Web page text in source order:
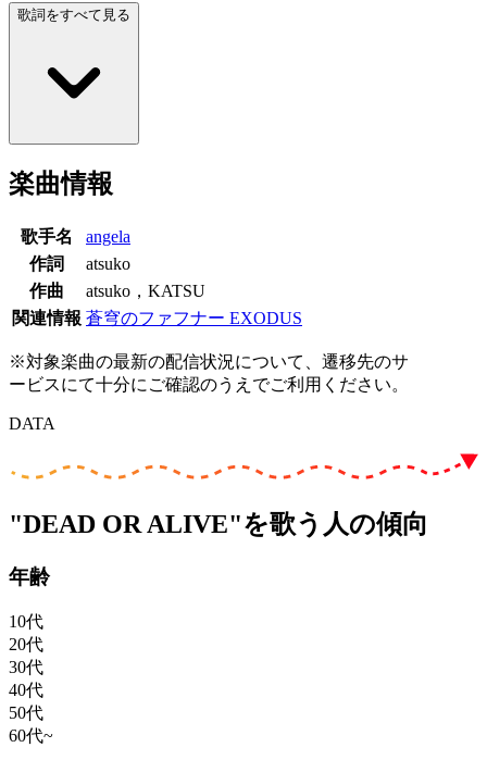
歌詞をすべて見る
楽曲情報
歌手名
angela
作詞
atsuko
作曲
atsuko，KATSU
関連情報 蒼穹のファフナー EXODUS
※対象楽曲の最新の配信状況について、遷移先のサ
ービスにて十分にご確認のうえでご利用ください。
DATA
"DEAD OR ALIVE"を歌う人の傾向
年齢
10代
20代
30代
40代
50代
60代~